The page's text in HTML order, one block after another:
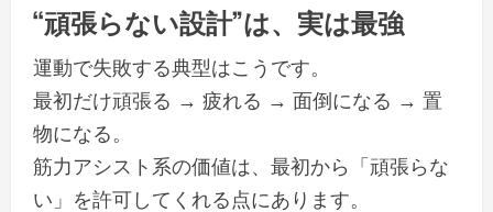
“頑張らない設計”は、実は最強
運動で失敗する典型はこうです。
最初だけ頑張る → 疲れる → 面倒になる → 置
物になる。
筋力アシスト系の価値は、最初から「頑張らな
い」を許可してくれる点にあります。